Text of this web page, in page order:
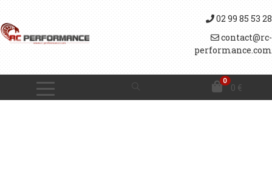
02 99 85 53 28
contact@rc-
performance.com
0
0 €